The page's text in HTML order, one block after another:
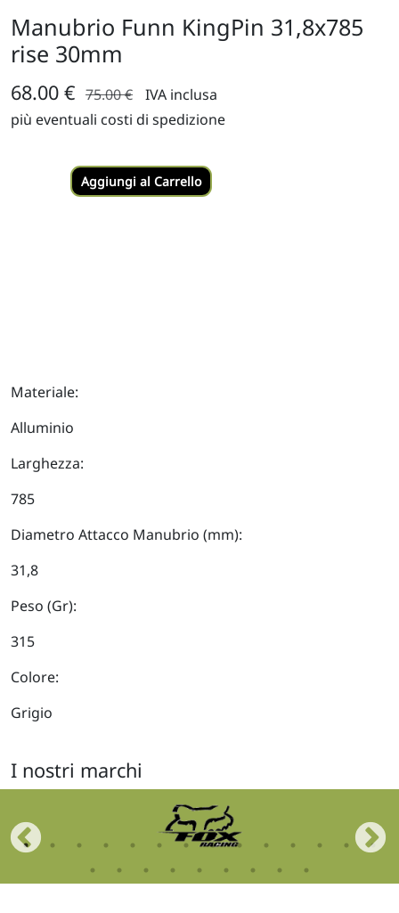
Manubrio Funn KingPin 31,8x785
rise 30mm
68.00 € 75.00 €
IVA inclusa
più eventuali costi di spedizione
Aggiungi al Carrello
Materiale:
Alluminio
Larghezza:
785
Diametro Attacco Manubrio (mm):
31,8
Peso (Gr):
315
Colore:
Grigio
I nostri marchi